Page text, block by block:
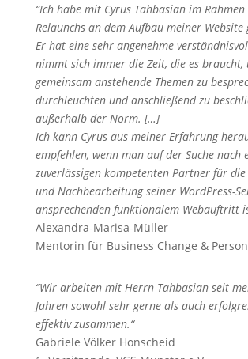
“Ich habe mit Cyrus Tahbasian im Rahmen
Relaunchs an dem Aufbau meiner
Er hat eine sehr angenehme
nimmt sich immer die Zeit, die es braucht,
gemeinsam anstehende Themen zu
durchleuchten und anschließend zu
außerhalb der Norm. […]
Ich kann Cyrus aus meiner Erfahrung
empfehlen, wenn man auf der Suche nach
zuverlässigen kompetenten Partner für die
und Nachbearbeitung seiner WordPress-
ansprechenden funktionalem Webauftritt
Alexandra-Marisa-Müller
Mentorin für Business Change &
“Wir arbeiten mit Herrn Tahbasian seit
Jahren sowohl sehr gerne als auch
effektiv zusammen.“
Gabriele Völker Honscheid